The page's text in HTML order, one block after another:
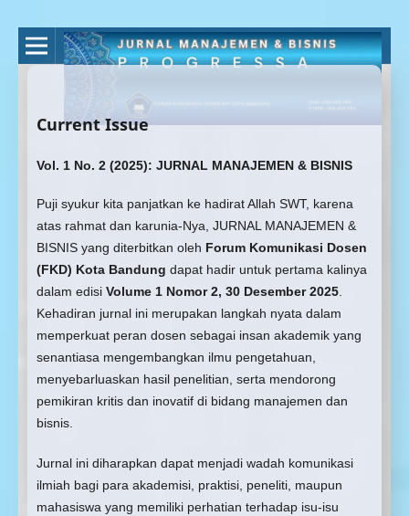
Current Issue
Vol. 1 No. 2 (2025): JURNAL MANAJEMEN & BISNIS
Puji syukur kita panjatkan ke hadirat Allah SWT, karena
atas rahmat dan karunia-Nya, JURNAL MANAJEMEN &
BISNIS yang diterbitkan oleh Forum Komunikasi Dosen
(FKD) Kota Bandung dapat hadir untuk pertama kalinya
dalam edisi Volume 1 Nomor 2, 30 Desember 2025.
Kehadiran jurnal ini merupakan langkah nyata dalam
memperkuat peran dosen sebagai insan akademik yang
senantiasa mengembangkan ilmu pengetahuan,
menyebarluaskan hasil penelitian, serta mendorong
pemikiran kritis dan inovatif di bidang manajemen dan
bisnis.
Jurnal ini diharapkan dapat menjadi wadah komunikasi
ilmiah bagi para akademisi, praktisi, peneliti, maupun
mahasiswa yang memiliki perhatian terhadap isu-isu